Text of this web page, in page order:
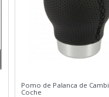
Pomo de Palanca de
Coche